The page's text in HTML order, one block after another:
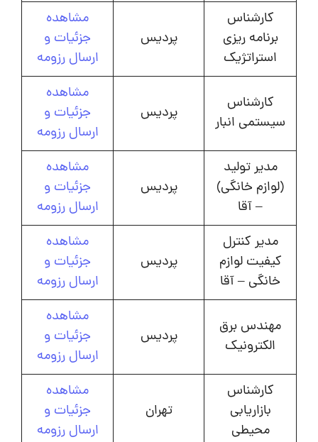
کارشناس
برنامه ریزی
استراتژیک
پردیس
مشاهده
جزئیات و
ارسال رزومه
کارشناس
سیستمی انبار
پردیس
مشاهده
جزئیات و
ارسال رزومه
مدیر تولید
(لوازم خانگی)
– آقا
پردیس
مشاهده
جزئیات و
ارسال رزومه
مدیر کنترل
کیفیت لوازم
خانگی – آقا
پردیس
مشاهده
جزئیات و
ارسال رزومه
مهندس برق
الکترونیک
پردیس
مشاهده
جزئیات و
ارسال رزومه
کارشناس
بازاریابی
محیطی
تهران
مشاهده
جزئیات و
ارسال رزومه